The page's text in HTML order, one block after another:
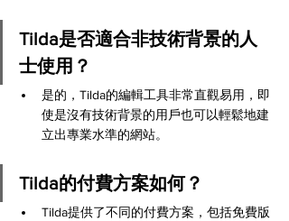
Tilda是否適合非技術背景的人
士使用？
是的，Tilda的編輯工具非常直觀易用，即
使是沒有技術背景的用戶也可以輕鬆地建
立出專業水準的網站。
Tilda的付費方案如何？
Tilda提供了不同的付費方案，包括免費版